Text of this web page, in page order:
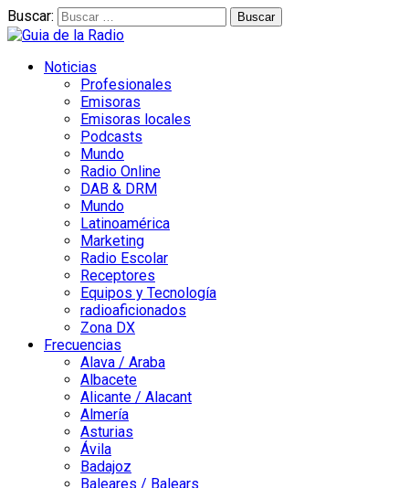
Buscar:
Noticias
Profesionales
Emisoras
Emisoras locales
Podcasts
Mundo
Radio Online
DAB & DRM
Mundo
Latinoamérica
Marketing
Radio Escolar
Receptores
Equipos y Tecnología
radioaficionados
Zona DX
Frecuencias
Alava / Araba
Albacete
Alicante / Alacant
Almería
Asturias
Ávila
Badajoz
Baleares / Balears